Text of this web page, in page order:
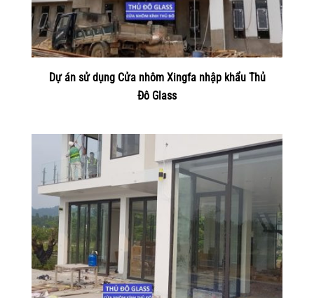
Dự án sử dụng Cửa nhôm Xingfa nhập khẩu Thủ
Đô Glass